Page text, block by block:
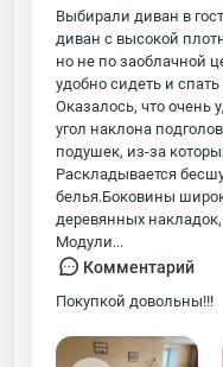
Выбирали диван в
диван с высокой
но не по заоблачной
удобно сидеть и
Оказалось, что очень
угол наклона
подушек, из-за
Раскладывается
белья.Боковины
деревянных
Модули...
Комментарий
Покупкой довольны!!!